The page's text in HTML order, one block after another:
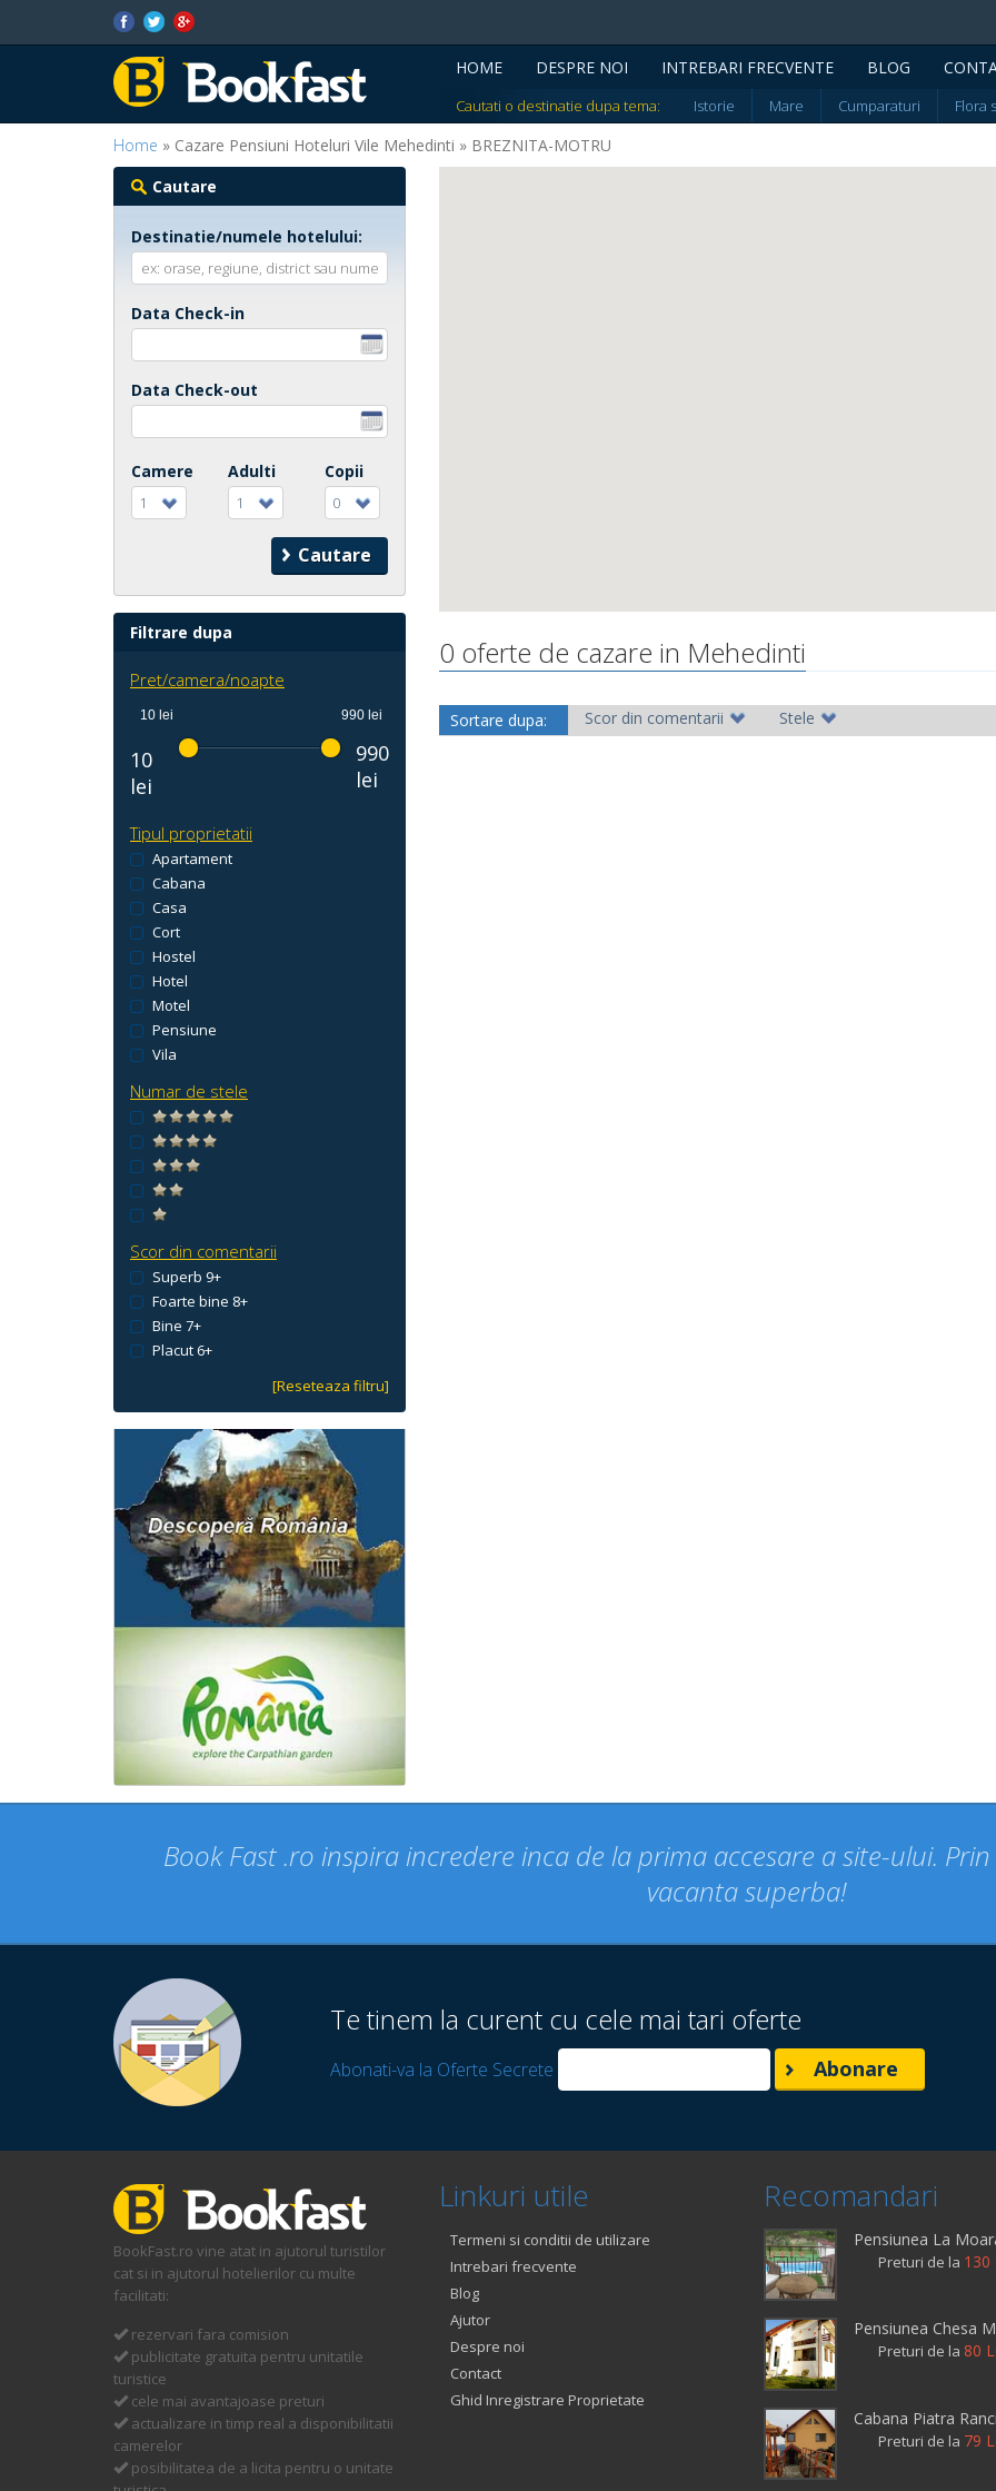
HOME DESPRE NOI INTREBARI FRECVENTE BLOG
Cautati o destinatie dupa tema:
Istorie Mare Cumparaturi Flora
Home » Cazare Pensiuni Hoteluri Vile Mehedinti » BREZNITA-MOTRU
Cautare
Destinatie/numele hotelului:
Data Check-in
Data Check-out
Camere
1
Adulti
1
Copii
0
Filtrare dupa
Pret/camera/noapte
10
lei
10 lei 990 lei
990
lei
Tipul proprietatii
Apartament
Cabana
Casa
Cort
Hostel
Hotel
Motel
Pensiune
Vila
Numar de stele
Scor din comentarii
Superb 9+
Foarte bine 8+
Bine 7+
Placut 6+
[Reseteaza filtru]
0 oferte de cazare in Mehedinti
Sortare dupa: Scor din comentarii Stele
Book Fast .ro inspira incredere inca de la prima accesare a site-ului.
vacanta superba!
Te tinem la curent cu cele mai tari oferte
Abonati-va la Oferte Secrete
BookFast.ro vine atat in ajutorul turistilor
cat si in ajutorul hotelierilor cu multe
facilitati:
rezervari fara comision
publicitate gratuita pentru unitatile
turistice
cele mai avantajoase preturi
actualizare in timp real a disponibilitatii
camerelor
posibilitatea de a licita pentru o unitate
Linkuri utile
Termeni si conditii de utilizare
Intrebari frecvente
Blog
Ajutor
Despre noi
Contact
Ghid Inregistrare Proprietate
Recomandari
Pensiunea La
Preturi de la 130
Pensiunea Chesa
Preturi de la 80
Cabana Piatra
Preturi de la 79